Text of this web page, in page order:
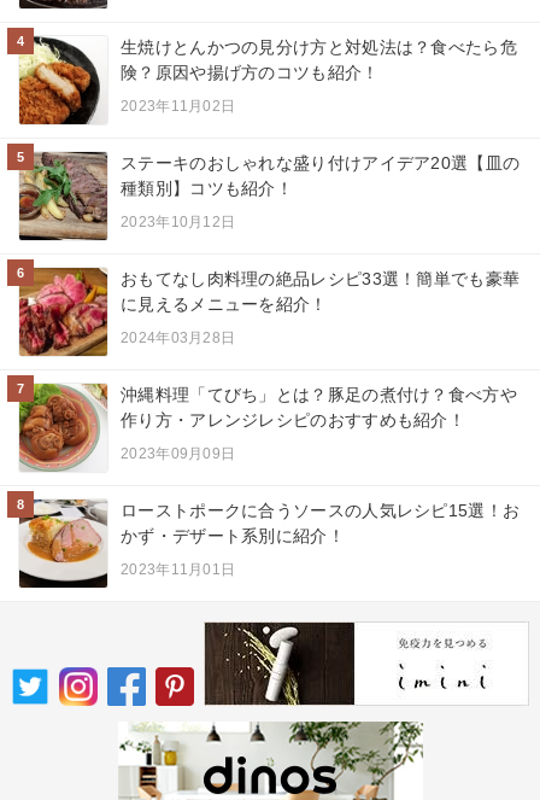
4
生焼けとんかつの見分け方と対処法は？食べたら危
険？原因や揚げ方のコツも紹介！
2023年11月02日
5
ステーキのおしゃれな盛り付けアイデア20選【皿の
種類別】コツも紹介！
2023年10月12日
6
おもてなし肉料理の絶品レシピ33選！簡単でも豪華
に見えるメニューを紹介！
2024年03月28日
7
沖縄料理「てびち」とは？豚足の煮付け？食べ方や
作り方・アレンジレシピのおすすめも紹介！
2023年09月09日
8
ローストポークに合うソースの人気レシピ15選！お
かず・デザート系別に紹介！
2023年11月01日